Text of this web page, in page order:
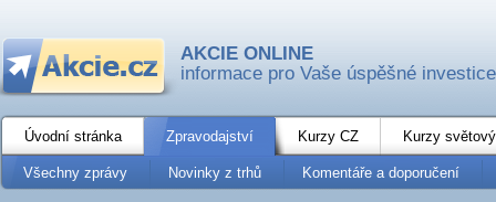
AKCIE ONLINE
informace pro Vaše úspěšné investice
Úvodní stránka Zpravodajství Kurzy CZ Kurzy
Všechny zprávy Novinky z trhů Komentáře a doporučení